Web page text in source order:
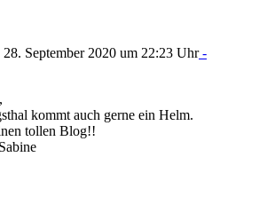
28. September 2020 um 22:23 Uhr-
kommt auch gerne ein Helm.
tollen Blog!!